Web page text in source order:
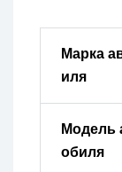
Марка
иля
Модель
обиля